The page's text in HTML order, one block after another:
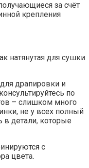
за счёт
крепления
натянутая для сушки
драпировки и
по
– слишком много
не у всех полный
в детали, которые
с
цвета.